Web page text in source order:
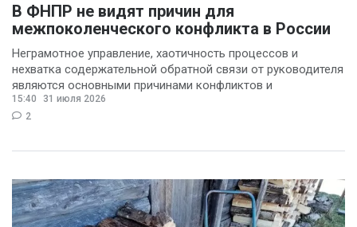
В ФНПР не видят причин для
межпоколенческого конфликта в России
Неграмотное управление, хаотичность процессов и
нехватка содержательной обратной связи от руководителя
являются основными причинами конфликтов и
раздражения в
15:40
31 июля 2026
2